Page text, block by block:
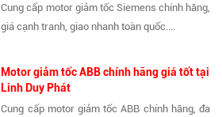
Cung cấp motor giảm tốc Siemens chính hãng,
giá cạnh tranh, giao nhanh toàn quốc....
Motor giảm tốc ABB chính hãng giá tốt tại
Linh Duy Phát
Cung cấp motor giảm tốc ABB chính hãng, đa